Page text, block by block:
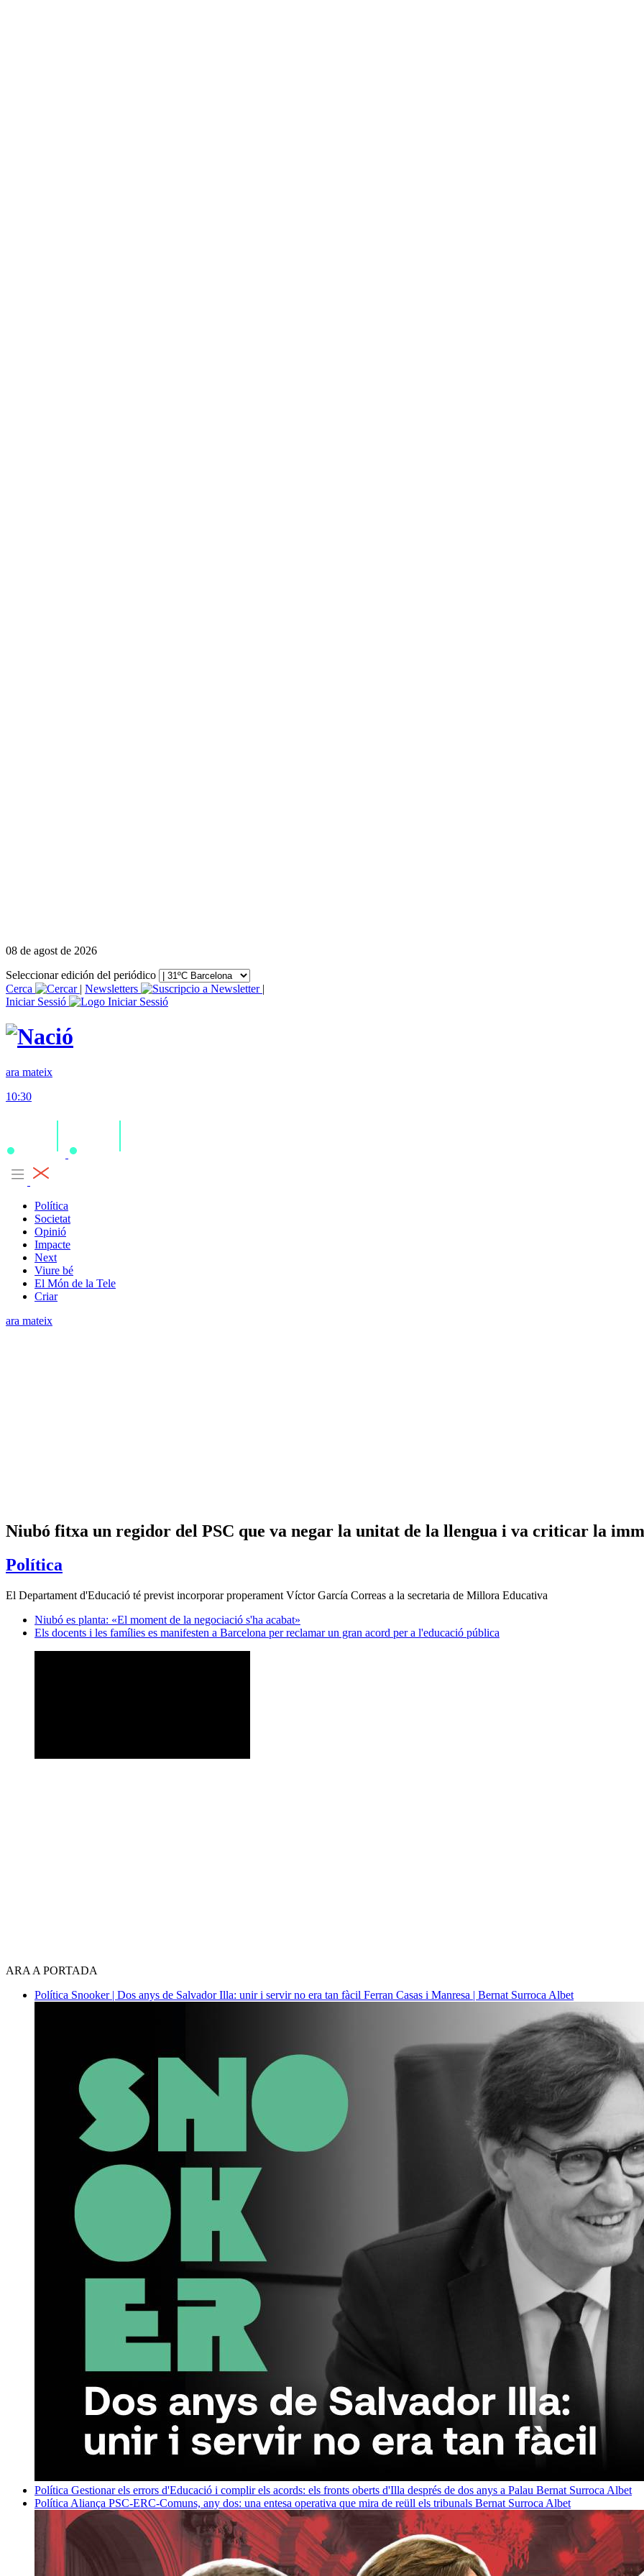
08 de agost de 2026
Seleccionar edición del periódico
Cerca
| Newsletters
|
Iniciar Sessió
ara mateix
10:30
Política
Societat
Opinió
Impacte
Next
Viure bé
El Món de la Tele
Criar
ara mateix
Niubó fitxa un regidor del PSC que va negar la unitat de la llengua i va criticar la
Política
El Departament d'Educació té previst incorporar properament Víctor García Correas a la secretaria de Millora Educativa
Niubó es planta: «El moment de la negociació s'ha acabat»
Els docents i les famílies es manifesten a Barcelona per reclamar un gran acord per a l'educació pública
ARA A PORTADA
Política Snooker | Dos anys de Salvador Illa: unir i servir no era tan fàcil Ferran Casas i Manresa | Bernat Surroca Albet
Política Gestionar els errors d'Educació i complir els acords: els fronts oberts d'Illa després de dos anys a Palau Bernat Surroca Albet
Política Aliança PSC-ERC-Comuns, any dos: una entesa operativa que mira de reüll els tribunals Bernat Surroca Albet